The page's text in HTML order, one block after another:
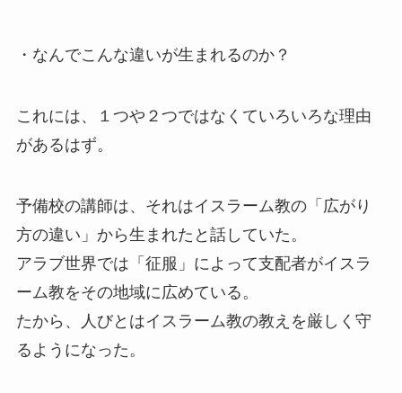
・なんでこんな違いが生まれるのか？
これには、１つや２つではなくていろいろな理由
があるはず。
予備校の講師は、それはイスラーム教の「広がり
方の違い」から生まれたと話していた。
アラブ世界では「征服」によって支配者がイスラ
ーム教をその地域に広めている。
たから、人びとはイスラーム教の教えを厳しく守
るようになった。